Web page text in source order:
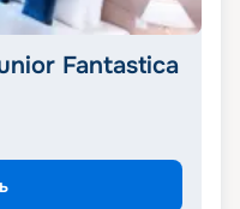
Fantastica